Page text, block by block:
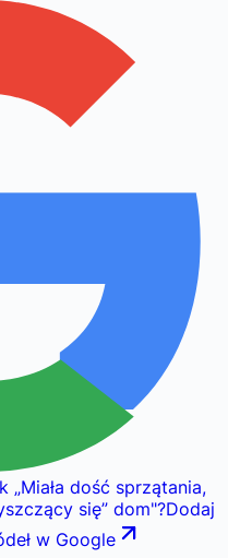
„Miała dość sprzątania,
się” dom"?Dodaj
w Google